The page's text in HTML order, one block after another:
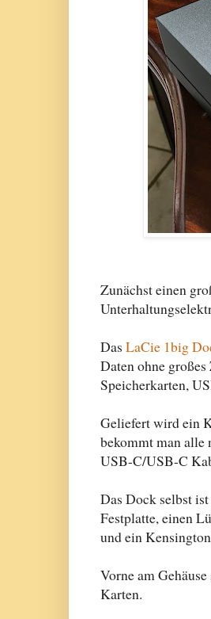
Zunächst einen
Das LaCie 1big
Daten ohne
Speicherkarten,
Geliefert wird ein
bekommt man alle
USB-C/USB-C
Das Dock selbst
Festplatte, einen
und ein
Vorne am
Karten.